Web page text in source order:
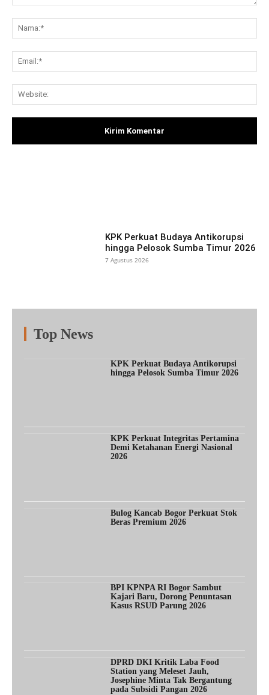
KPK Perkuat Budaya Antikorupsi
hingga Pelosok Sumba Timur 2026
7 Agustus 2026
Top News
KPK Perkuat Budaya Antikorupsi
hingga Pelosok Sumba Timur 2026
KPK Perkuat Integritas Pertamina
Demi Ketahanan Energi Nasional
2026
Bulog Kancab Bogor Perkuat Stok
Beras Premium 2026
BPI KPNPA RI Bogor Sambut
Kajari Baru, Dorong Penuntasan
Kasus RSUD Parung 2026
DPRD DKI Kritik Laba Food
Station yang Meleset Jauh,
Josephine Minta Tak Bergantung
pada Subsidi Pangan 2026